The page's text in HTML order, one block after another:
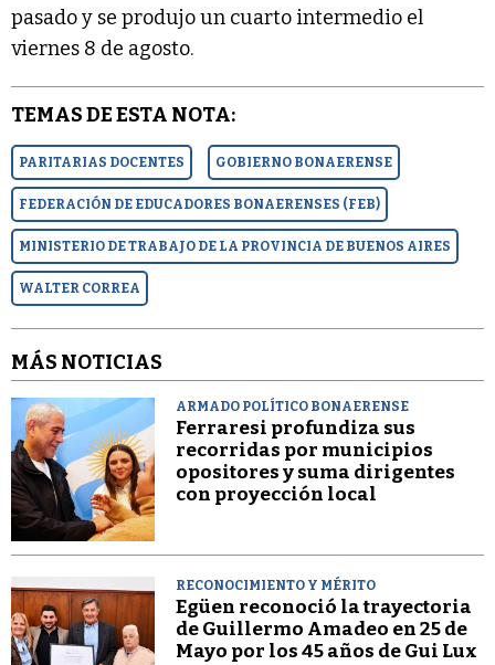
pasado y se produjo un cuarto intermedio el
viernes 8 de agosto.
TEMAS DE ESTA NOTA:
PARITARIAS DOCENTES GOBIERNO BONAERENSE
FEDERACIÓN DE EDUCADORES BONAERENSES (FEB)
MINISTERIO DE TRABAJO DE LA PROVINCIA DE BUENOS AIRES
WALTER CORREA
MÁS NOTICIAS
ARMADO POLÍTICO BONAERENSE
Ferraresi profundiza sus
recorridas por municipios
opositores y suma dirigentes
con proyección local
RECONOCIMIENTO Y MÉRITO
Egüen reconoció la trayectoria
de Guillermo Amadeo en 25 de
Mayo por los 45 años de Gui Lux